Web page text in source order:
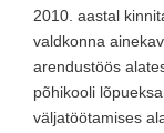
2010. aastal
valdkonna
arendustöös
põhikooli
väljatöötamises